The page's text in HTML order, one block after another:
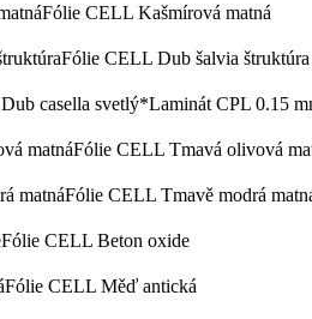
Fólie CELL Kašmírová matná
Fólie CELL Dub šalvia štruktúra
*Laminát CPL 0.15
Fólie CELL Tmavá olivová
Fólie CELL Tmavě modrá
Fólie CELL Beton oxide
Fólie CELL Měď antická